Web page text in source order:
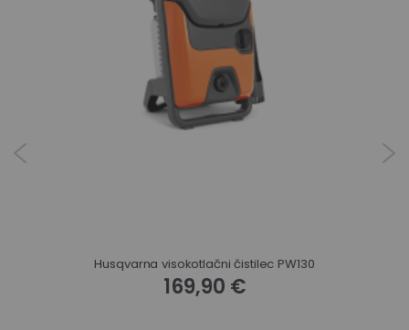
Husqvarna visokotlačni čistilec PW130
169,90 €